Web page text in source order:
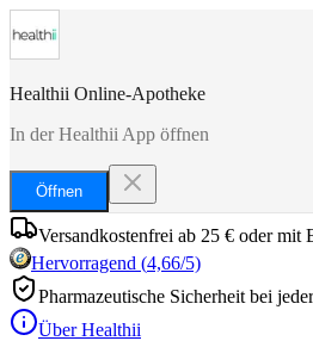
Healthii Online-Apotheke
In der Healthii App öffnen
Öffnen
Versandkostenfrei ab 25 € oder mit
Hervorragend (4,66/5)
Pharmazeutische Sicherheit bei
Über Healthii